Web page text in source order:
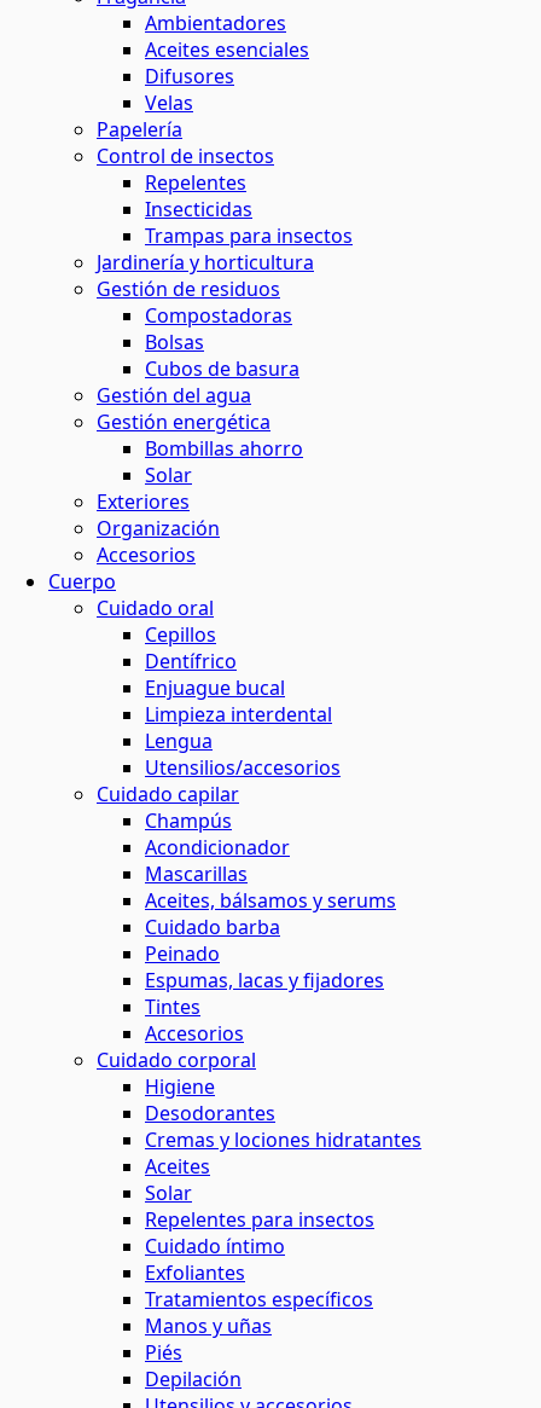
Ambientadores
Aceites esenciales
Difusores
Velas
Papelería
Control de insectos
Repelentes
Insecticidas
Trampas para insectos
Jardinería y horticultura
Gestión de residuos
Compostadoras
Bolsas
Cubos de basura
Gestión del agua
Gestión energética
Bombillas ahorro
Solar
Exteriores
Organización
Accesorios
Cuerpo
Cuidado oral
Cepillos
Dentífrico
Enjuague bucal
Limpieza interdental
Lengua
Utensilios/accesorios
Cuidado capilar
Champús
Acondicionador
Mascarillas
Aceites, bálsamos y serums
Cuidado barba
Peinado
Espumas, lacas y fijadores
Tintes
Accesorios
Cuidado corporal
Higiene
Desodorantes
Cremas y lociones hidratantes
Aceites
Solar
Repelentes para insectos
Cuidado íntimo
Exfoliantes
Tratamientos específicos
Manos y uñas
Piés
Depilación